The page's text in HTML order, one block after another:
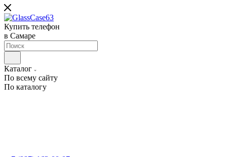
Купить телефон
в Самаре
Каталог
По всему сайту
По каталогу